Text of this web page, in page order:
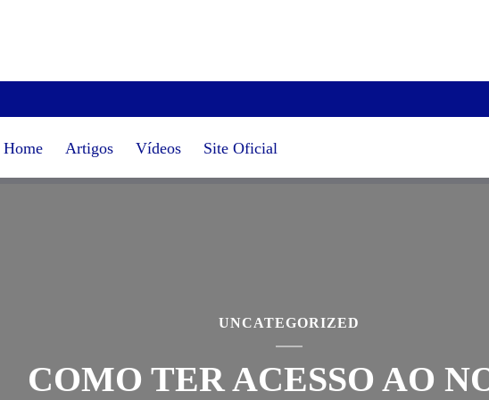
Home Artigos Vídeos Site Oficial
UNCATEGORIZED
COMO TER ACESSO AO